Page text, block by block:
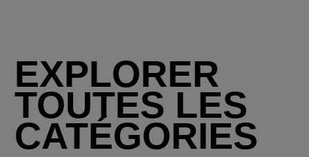
EXPLORER
TOUTES LES
CATÉGORIES